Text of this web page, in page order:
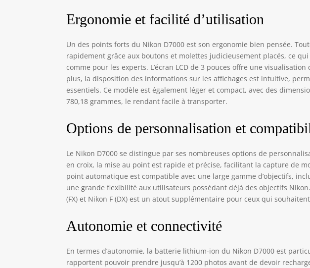
Ergonomie et facilité d’utilisation
Un des points forts du Nikon D7000 est son ergonomie bien pensée.
rapidement grâce aux boutons et molettes judicieusement placés, ce
comme pour les experts. L’écran LCD de 3 pouces offre une
plus, la disposition des informations sur les affichages est intuitive,
essentiels. Ce modèle est également léger et compact, avec des
780,18 grammes, le rendant facile à transporter.
Options de personnalisation et
Le Nikon D7000 se distingue par ses nombreuses options de
en croix, la mise au point est rapide et précise, facilitant la capture de
point automatique est compatible avec une large gamme d’objectifs,
une grande flexibilité aux utilisateurs possédant déjà des objectifs
(FX) et Nikon F (DX) est un atout supplémentaire pour ceux qui
Autonomie et connectivité
En termes d’autonomie, la batterie lithium-ion du Nikon D7000 est
rapportent pouvoir prendre jusqu’à 1200 photos avant de devoir